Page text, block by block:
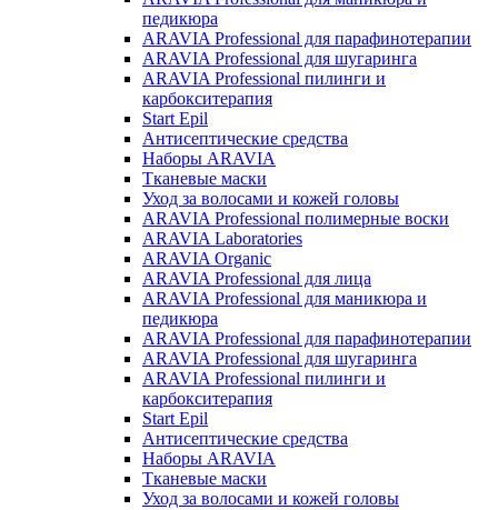
педикюра
ARAVIA Professional для парафинотерапии
ARAVIA Professional для шугаринга
ARAVIA Professional пилинги и
карбокситерапия
Start Epil
Антисептические средства
Наборы ARAVIA
Тканевые маски
Уход за волосами и кожей головы
ARAVIA Professional полимерные воски
ARAVIA Laboratories
ARAVIA Organic
ARAVIA Professional для лица
ARAVIA Professional для маникюра и
педикюра
ARAVIA Professional для парафинотерапии
ARAVIA Professional для шугаринга
ARAVIA Professional пилинги и
карбокситерапия
Start Epil
Антисептические средства
Наборы ARAVIA
Тканевые маски
Уход за волосами и кожей головы